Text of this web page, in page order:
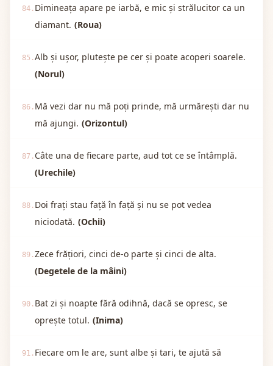
84. Dimineața apare pe iarbă, e mic și strălucitor ca un
diamant. (Roua)
85.Alb și ușor, plutește pe cer și poate acoperi soarele.
(Norul)
86. Mă vezi dar nu mă poți prinde, mă urmărești dar nu
mă ajungi. (Orizontul)
87. Câte una de fiecare parte, aud tot ce se întâmplă.
(Urechile)
88. Doi frați stau față în față și nu se pot vedea
niciodată. (Ochii)
89.Zece frățiori, cinci de-o parte și cinci de alta.
(Degetele de la mâini)
90. Bat zi și noapte fără odihnă, dacă se opresc, se
oprește totul. (Inima)
91. Fiecare om le are, sunt albe și tari, te ajută să